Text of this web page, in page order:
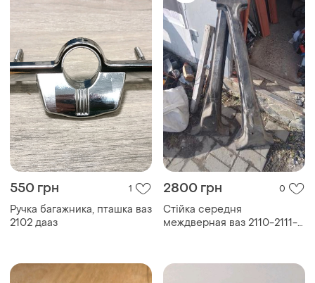
550 грн 1
Ручка багажника, пташка ваз
2102 дааз
2800 грн 0
Стійка середня
междверная ваз 2110-2111-